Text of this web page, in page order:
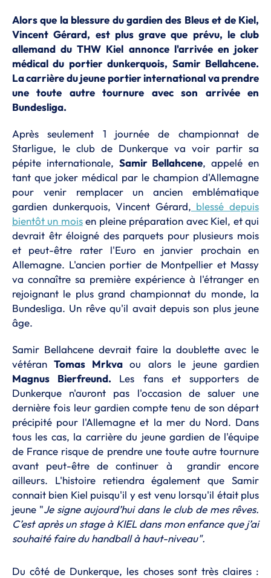
Alors que la blessure du gardien des Bleus et de Kiel,
Vincent Gérard, est plus grave que prévu, le club
allemand du THW Kiel annonce l'arrivée en joker
médical du portier dunkerquois, Samir Bellahcene.
La carrière du jeune portier international va prendre
une toute autre tournure avec son arrivée en
Bundesliga.
Après seulement 1 journée de championnat de
Starligue, le club de Dunkerque va voir partir sa
pépite internationale, Samir Bellahcene, appelé en
tant que joker médical par le champion d'Allemagne
pour venir remplacer un ancien emblématique
gardien dunkerquois, Vincent Gérard, blessé depuis
bientôt un moisen pleine préparation avec Kiel, et qui
devrait êtr éloigné des parquets pour plusieurs mois
et peut-être rater l'Euro en janvier prochain en
Allemagne. L'ancien portier de Montpellier et Massy
va connaître sa première expérience à l'étranger en
rejoignant le plus grand championnat du monde, la
Bundesliga. Un rêve qu'il avait depuis son plus jeune
âge.
Samir Bellahcene devrait faire la doublette avec le
vétéranTomas Mrkvaou alors le jeune gardien
Magnus Bierfreund. Les fans et supporters de
Dunkerque n'auront pas l'occasion de saluer une
dernière fois leur gardien compte tenu de son départ
précipité pour l'Allemagne et la mer du Nord. Dans
tous les cas, la carrière du jeune gardien de l'équipe
de France risque de prendre une toute autre tournure
avant peut-être de continuer à grandir encore
ailleurs. L'histoire retiendra également que Samir
connait bien Kiel puisqu'il y est venu lorsqu'il était plus
jeune "Je signe aujourd’hui dans le club de mes rêves.
C’est après un stage à KIEL dans mon enfance que j’ai
souhaité faire du handball à haut-niveau".
Du côté de Dunkerque, les choses sont très claires :